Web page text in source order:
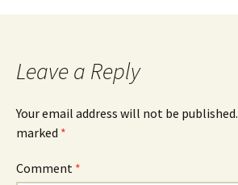
Leave a Reply
Your email address will not be published.
marked *
Comment *